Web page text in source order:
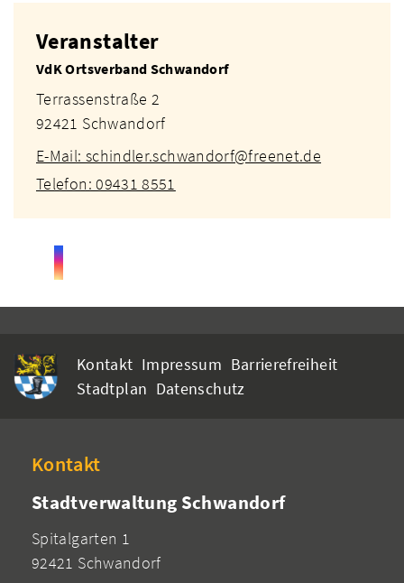
Veranstalter
VdK Ortsverband Schwandorf
Terrassenstraße 2
92421 Schwandorf
E-Mail: schindler.schwandorf@freenet.de
Telefon: 09431 8551
Kontakt Impressum Barrierefreiheit
Stadtplan Datenschutz
Kontakt
Stadtverwaltung Schwandorf
Spitalgarten 1
92421 Schwandorf